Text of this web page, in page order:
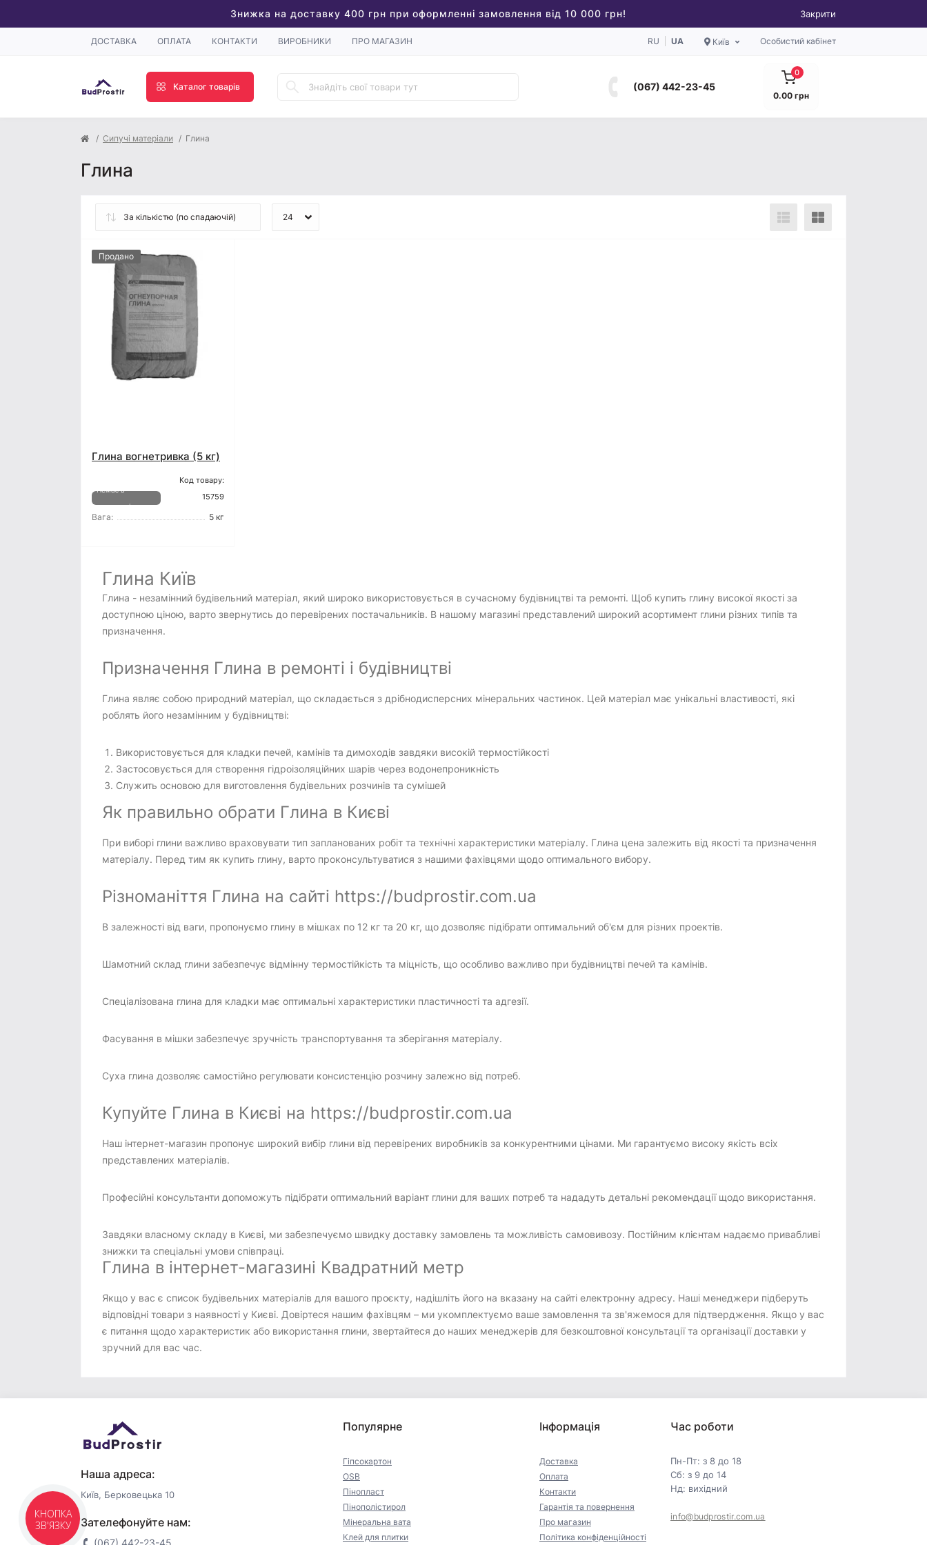
Знижка на доставку 400 грн при оформленні замовлення від 10 000 грн! Закрити
ДОСТАВКА ОПЛАТА КОНТАКТИ ВИРОБНИКИ ПРО МАГАЗИН RU UA Київ Особистий кабінет
Каталог товарів (067) 442-23-45
0
0.00 грн
Сипучі матеріали Глина
Глина
Продано
Глина вогнетривка (5 кг)
Немає в
наявності
Код товару:
15759
Вага: 5 кг
Глина Київ
Глина - незамінний будівельний матеріал, який широко використовується в сучасному будівництві та ремонті. Щоб купить глину високої якості за
доступною ціною, варто звернутись до перевірених постачальників. В нашому магазині представлений широкий асортимент глини різних типів та
призначення.
Призначення Глина в ремонті і будівництві
Глина являє собою природний матеріал, що складається з дрібнодисперсних мінеральних частинок. Цей матеріал має унікальні властивості, які
роблять його незамінним у будівництві:
Використовується для кладки печей, камінів та димоходів завдяки високій термостійкості
Застосовується для створення гідроізоляційних шарів через водонепроникність
Служить основою для виготовлення будівельних розчинів та сумішей
Як правильно обрати Глина в Києві
При виборі глини важливо враховувати тип запланованих робіт та технічні характеристики матеріалу. Глина цена залежить від якості та призначення
матеріалу. Перед тим як купить глину, варто проконсультуватися з нашими фахівцями щодо оптимального вибору.
Різноманіття Глина на сайті https://budprostir.com.ua
В залежності від ваги, пропонуємо глину в мішках по 12 кг та 20 кг, що дозволяє підібрати оптимальний об'єм для різних проектів.
Шамотний склад глини забезпечує відмінну термостійкість та міцність, що особливо важливо при будівництві печей та камінів.
Спеціалізована глина для кладки має оптимальні характеристики пластичності та адгезії.
Фасування в мішки забезпечує зручність транспортування та зберігання матеріалу.
Суха глина дозволяє самостійно регулювати консистенцію розчину залежно від потреб.
Купуйте Глина в Києві на https://budprostir.com.ua
Наш інтернет-магазин пропонує широкий вибір глини від перевірених виробників за конкурентними цінами. Ми гарантуємо високу якість всіх
представлених матеріалів.
Професійні консультанти допоможуть підібрати оптимальний варіант глини для ваших потреб та нададуть детальні рекомендації щодо використання.
Завдяки власному складу в Києві, ми забезпечуємо швидку доставку замовлень та можливість самовивозу. Постійним клієнтам надаємо привабливі
знижки та спеціальні умови співпраці.
Глина в інтернет-магазині Квадратний метр
Якщо у вас є список будівельних матеріалів для вашого проєкту, надішліть його на вказану на сайті електронну адресу. Наші менеджери підберуть
відповідні товари з наявності у Києві. Довіртеся нашим фахівцям – ми укомплектуємо ваше замовлення та зв'яжемося для підтвердження. Якщо у вас
є питання щодо характеристик або використання глини, звертайтеся до наших менеджерів для безкоштовної консультації та організації доставки у
зручний для вас час.
Наша адреса:
Київ, Берковецька 10
Зателефонуйте нам:
Популярне
Гіпсокартон
OSB
Пінопласт
Пінополістирол
Мінеральна вата
Клей для плитки
Інформація
Доставка
Оплата
Контакти
Гарантія та повернення
Про магазин
Політика конфіденційності
Час роботи
Пн-Пт: з 8 до 18
Сб: з 9 до 14
Нд: вихідний
info@budprostir.com.ua
КНОПКА
ЗВ'ЯЗКУ